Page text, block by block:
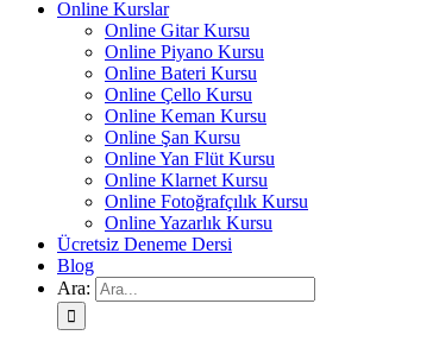
Online Kurslar
Online Gitar Kursu
Online Piyano Kursu
Online Bateri Kursu
Online Çello Kursu
Online Keman Kursu
Online Şan Kursu
Online Yan Flüt Kursu
Online Klarnet Kursu
Online Fotoğrafçılık Kursu
Online Yazarlık Kursu
Ücretsiz Deneme Dersi
Blog
Ara: